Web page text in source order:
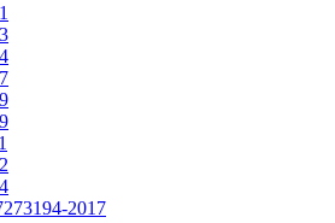
2017